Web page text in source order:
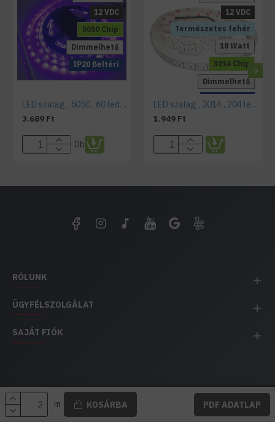
m KOSÁRBA PDF ADATLAP
5050 Chip
IP20 Beltéri
12 VDC
Dimmelhető
LED szalag , 5050 , 60 led/m , 14,4W/m , UV
3.689 Ft
Db
Természetes fehér
3014 Chip
IP20 Beltéri
18 Watt
12 VDC
Dimmelhető
LED szalag , 3014 , 204 led/m , 18 Watt/m , természetes fehér , 1.700 LM/m méteres
1.949 Ft
RÓLUNK
ÜGYFÉLSZOLGÁLAT
SAJÁT FIÓK
EH IMPEX / Copyright © 1991-2025 Energia Háza